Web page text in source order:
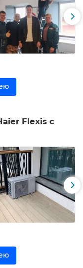
Flexis с